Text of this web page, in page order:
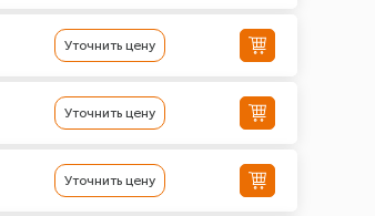
Уточнить цену
Уточнить цену
Уточнить цену